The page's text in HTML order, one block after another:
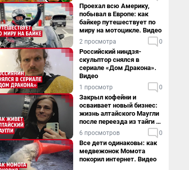
Проехал всю Америку,
побывал в Европе: как
байкер путешествует по
миру на мотоцикле. Видео
2 просмотра 0
Российский ниндзя-
скульптор снялся в
сериале «Дом Дракона».
Видео
1 просмотр 0
Закрыл кофейни и
осваивает новый бизнес:
жизнь алтайского Маугли
после переезда из тайги в
столицу
6 просмотров 0
Все дети одинаковы: как
медвежонок Момота
покорил интернет. Видео